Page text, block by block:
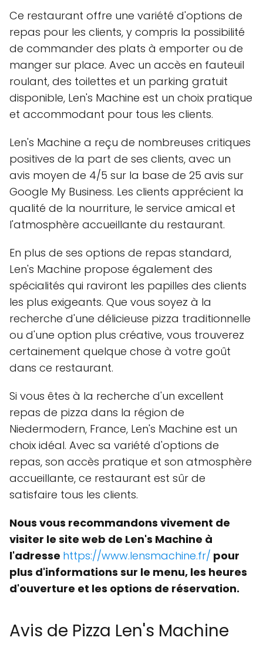
Ce restaurant offre une variété d'options de
repas pour les clients, y compris la possibilité
de commander des plats à emporter ou de
manger sur place. Avec un accès en fauteuil
roulant, des toilettes et un parking gratuit
disponible, Len's Machine est un choix pratique
et accommodant pour tous les clients.
Len's Machine a reçu de nombreuses critiques
positives de la part de ses clients, avec un
avis moyen de 4/5 sur la base de 25 avis sur
Google My Business. Les clients apprécient la
qualité de la nourriture, le service amical et
l'atmosphère accueillante du restaurant.
En plus de ses options de repas standard,
Len's Machine propose également des
spécialités qui raviront les papilles des clients
les plus exigeants. Que vous soyez à la
recherche d'une délicieuse pizza traditionnelle
ou d'une option plus créative, vous trouverez
certainement quelque chose à votre goût
dans ce restaurant.
Si vous êtes à la recherche d'un excellent
repas de pizza dans la région de
Niedermodern, France, Len's Machine est un
choix idéal. Avec sa variété d'options de
repas, son accès pratique et son atmosphère
accueillante, ce restaurant est sûr de
satisfaire tous les clients.
Nous vous recommandons vivement de
visiter le site web de Len's Machine à
l'adresse https://www.lensmachine.fr/ pour
plus d'informations sur le menu, les heures
d'ouverture et les options de réservation.
Avis de Pizza Len's Machine